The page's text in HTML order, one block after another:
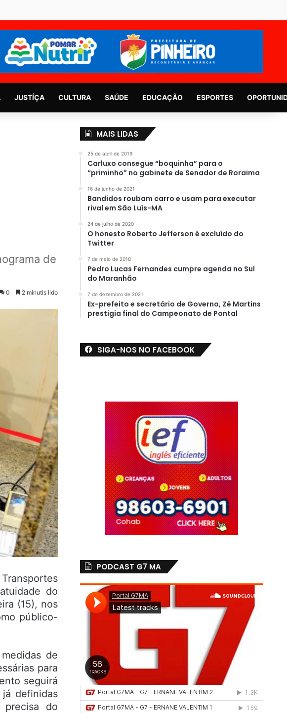
JUSTÍÇA CULTURA SAÚDE EDUCAÇÃO ESPORTES
de
0 2 minutis lido
do
(15), nos
público-
de
para
seguirá
definidas
do
MAIS LIDAS
25 de abril de 2019
Carluxo consegue “boquinha” para o
“priminho” no gabinete de Senador de Roraima
16 de junho de 2021
Bandidos roubam carro e usam para executar
rival em São Luís-MA
24 de julho de 2020
O honesto Roberto Jefferson é excluído do
Twitter
7 de maio de 2018
Pedro Lucas Fernandes cumpre agenda no Sul
do Maranhão
7 de dezembro de 2021
Ex-prefeito e secretário de Governo, Zé Martins
prestigia final do Campeonato de Pontal
SIGA-NOS NO FACEBOOK
PODCAST G7 MA